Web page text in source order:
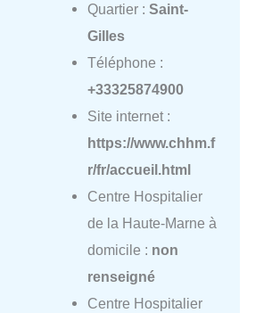
Quartier : Saint-
Gilles
Téléphone :
+33325874900
Site internet :
https://www.chhm.f
r/fr/accueil.html
Centre Hospitalier
de la Haute-Marne à
domicile : non
renseigné
Centre Hospitalier